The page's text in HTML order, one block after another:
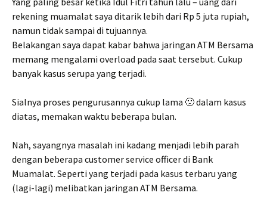
rekening muamalat saya ditarik lebih dari Rp 5 juta rupiah,
namun tidak sampai di tujuannya.
Belakangan saya dapat kabar bahwa jaringan ATM Bersama
memang mengalami overload pada saat tersebut. Cukup
banyak kasus serupa yang terjadi.
Sialnya proses pengurusannya cukup lama 🙁 dalam kasus
diatas, memakan waktu beberapa bulan.
Nah, sayangnya masalah ini kadang menjadi lebih parah
dengan beberapa customer service officer di Bank
Muamalat. Seperti yang terjadi pada kasus terbaru yang
(lagi-lagi) melibatkan jaringan ATM Bersama.